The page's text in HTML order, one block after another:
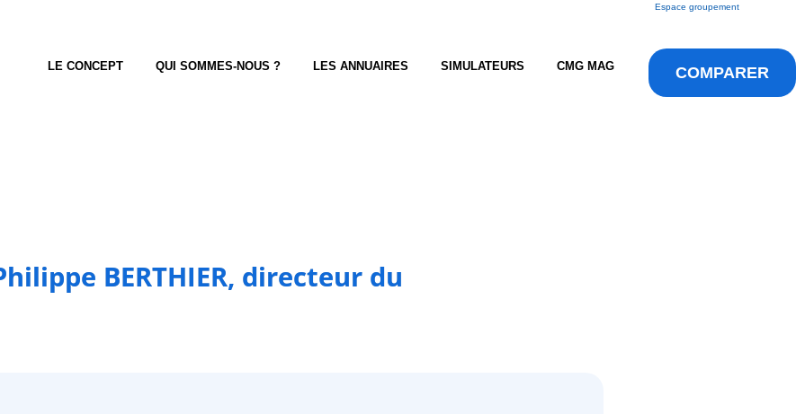
Espace groupement
LE CONCEPT QUI SOMMES-NOUS ? LES ANNUAIRES SIMULATEURS CMG MAG COMPARER
BERTHIER, directeur du